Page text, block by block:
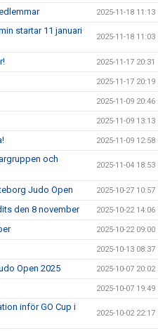
2025-11-18 11:13
startar 11 januari
2025-11-18 11:03
2025-11-17 20:31
2025-11-17 20:19
2025-11-09 20:46
2025-11-09 13:13
2025-11-09 12:58
och
2025-11-04 18:53
Judo Open 2025-10-27 10:57
den 8 november 2025-10-22 14:06
2025-10-22 09:00
2025-10-13 08:37
Open 2025 2025-10-07 20:02
2025-10-07 19:49
inför GO Cup i
2025-10-02 22:17